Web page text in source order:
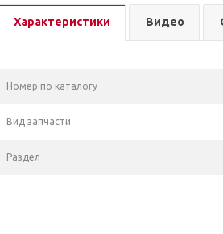
Характеристики Видео
Номер по каталогу
Вид запчасти
Раздел